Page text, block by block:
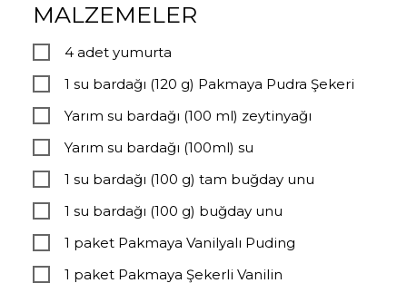
MALZEMELER
4 adet yumurta
1 su bardağı (120 g) Pakmaya Pudra Şekeri
Yarım su bardağı (100 ml) zeytinyağı
Yarım su bardağı (100ml) su
1 su bardağı (100 g) tam buğday unu
1 su bardağı (100 g) buğday unu
1 paket Pakmaya Vanilyalı Puding
1 paket Pakmaya Şekerli Vanilin